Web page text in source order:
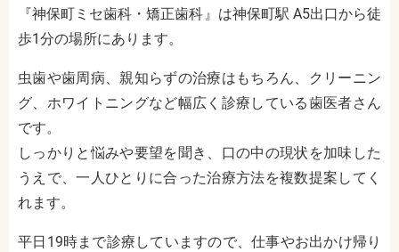
『神保町ミセ歯科・矯正歯科』は神保町駅 A5出口から徒
歩1分の場所にあります。
虫歯や歯周病、親知らずの治療はもちろん、クリーニン
グ、ホワイトニングなど幅広く診療している歯医者さん
です。
しっかりと悩みや要望を聞き、口の中の現状を加味した
うえで、一人ひとりに合った治療方法を複数提案してく
れます。
平日19時まで診療していますので、仕事やお出かけ帰り